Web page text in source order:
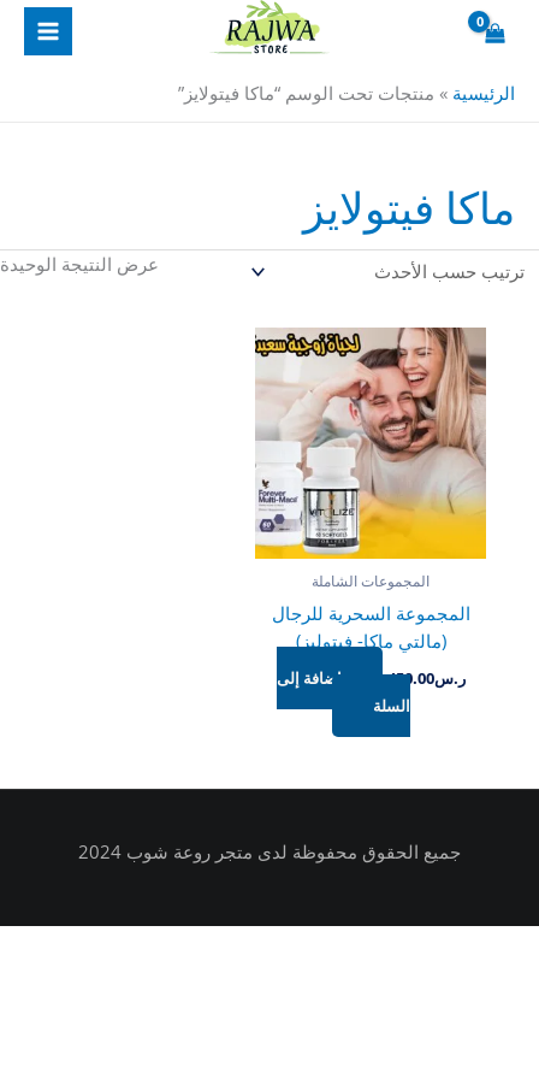
الرئيسية » منتجات تحت الوسم “ماكا فيتولايز”
ماكا فيتولايز
عرض النتيجة الوحيدة
المجموعات الشاملة
المجموعة السحرية للرجال
(مالتي ماكا- فيتوليز)
ر.س450.00
إضافة إلى
السلة
جميع الحقوق محفوظة لدى متجر روعة شوب 2024